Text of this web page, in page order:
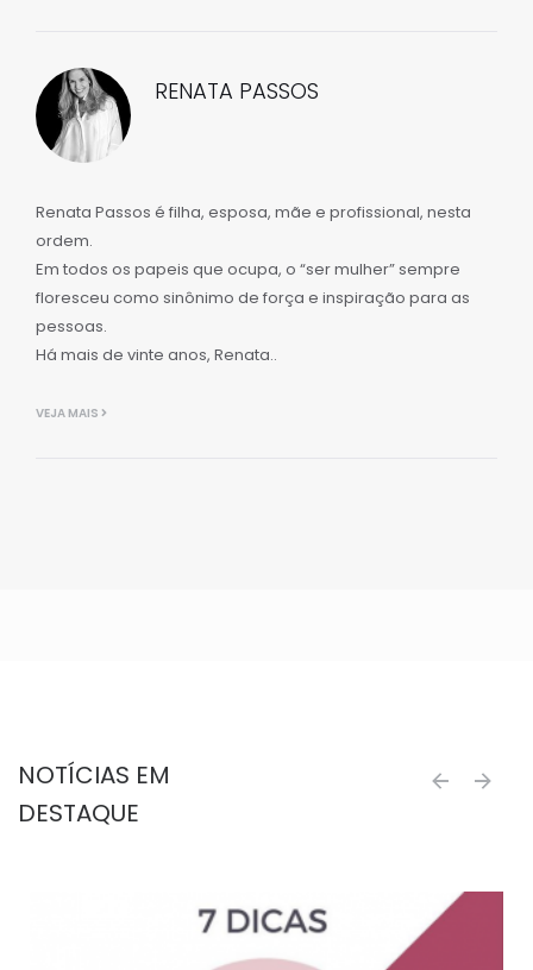
RENATA PASSOS
Renata Passos é filha, esposa, mãe e profissional, nesta
ordem.
Em todos os papeis que ocupa, o “ser mulher” sempre
floresceu como sinônimo de força e inspiração para as
pessoas.
Há mais de vinte anos, Renata..
VEJA MAIS
NOTÍCIAS EM
DESTAQUE
prev next